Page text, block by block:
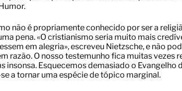
não é propriamente conhecido por ser a
pena. «O cristianismo seria muito mais
em alegria», escreveu Nietzsche, e não
razão. O nosso testemunho fica muitas vezes
insonsa. Esquecemos demasiado o Evangelho
a tornar uma espécie de tópico marginal.